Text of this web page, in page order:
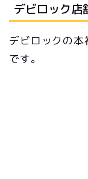
デビロック店
デビロックの
です。